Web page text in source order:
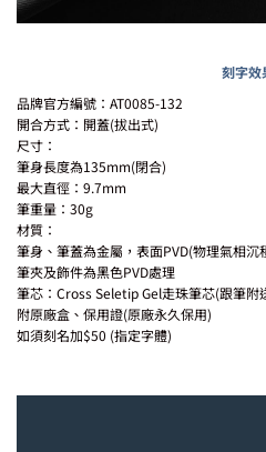
刻字效
品牌官方編號：AT0085-132
開合方式：開蓋(拔出式)
尺寸：
筆身長度為135mm(閉合)
最大直徑：9.7mm
筆重量：30g
材質：
筆身、筆蓋為金屬，表面PVD(物理氣相沉
筆夾及飾件為黑色PVD處理
筆芯：Cross Seletip Gel走珠筆芯(跟筆附
附原廠盒、保用證(原廠永久保用)
如須刻名加$50 (指定字體)